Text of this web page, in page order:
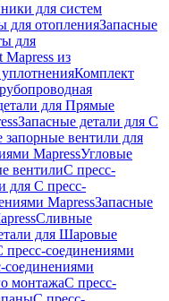
для систем
для отопленияЗапасные
для
из
Комплект
для Прямые
Запасные детали для С
вентили для
MapressУгловые
вентилиС пресс-
для С пресс-
MapressЗапасные
Сливные
для Шаровые
пресс-соединениями
соединениями
монтажаС пресс-